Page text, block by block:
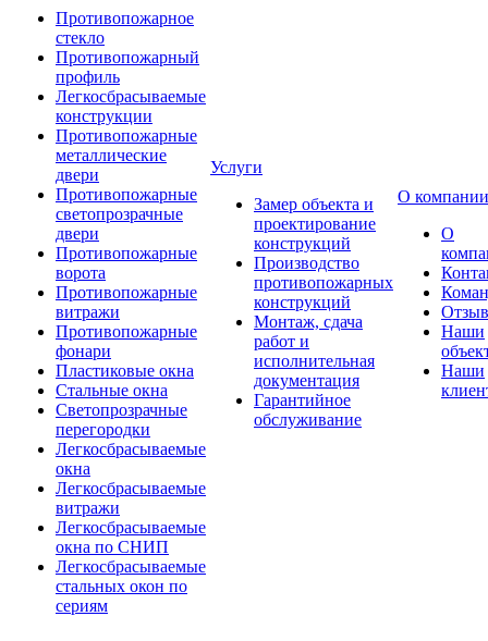
Противопожарное
стекло
Противопожарный
профиль
Легкосбрасываемые
конструкции
Противопожарные
металлические
двери
Противопожарные
светопрозрачные
двери
Противопожарные
ворота
Противопожарные
витражи
Противопожарные
фонари
Пластиковые окна
Стальные окна
Светопрозрачные
перегородки
Легкосбрасываемые
окна
Легкосбрасываемые
витражи
Легкосбрасываемые
окна по СНИП
Легкосбрасываемые
стальных окон по
сериям
Услуги
Замер объекта и
проектирование
конструкций
Производство
противопожарных
конструкций
Монтаж, сдача
работ и
исполнительная
документация
Гарантийное
обслуживание
О компании
О
Наши
Наши